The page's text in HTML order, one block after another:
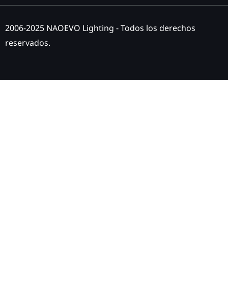
2006-2025 NAOEVO Lighting - Todos los derechos
reservados.